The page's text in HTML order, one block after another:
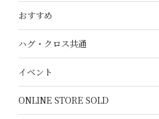
おすすめ
ハグ・クロス共通
イベント
ONLINE STORE SOLD